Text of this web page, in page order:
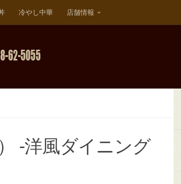
冷やし中華 店舗情報
-洋風ダイニング